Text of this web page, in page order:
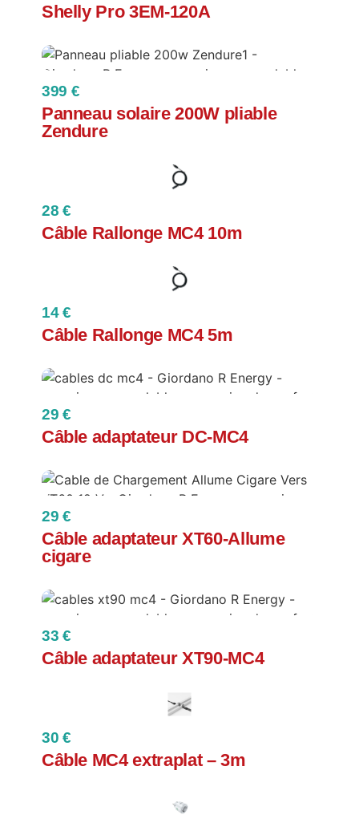
Shelly Pro 3EM-120A
399 €
Panneau solaire 200W pliable
Zendure
28 €
Câble Rallonge MC4 10m
14 €
Câble Rallonge MC4 5m
29 €
Câble adaptateur DC-MC4
29 €
Câble adaptateur XT60-Allume
cigare
33 €
Câble adaptateur XT90-MC4
30 €
Câble MC4 extraplat – 3m